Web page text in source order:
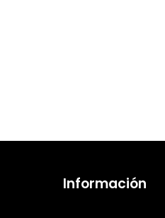
Información